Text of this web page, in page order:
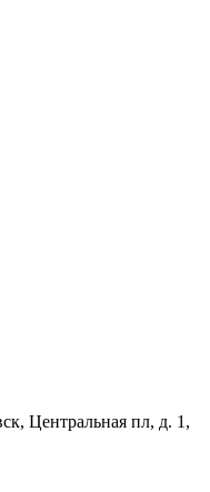
Центральная пл, д. 1,